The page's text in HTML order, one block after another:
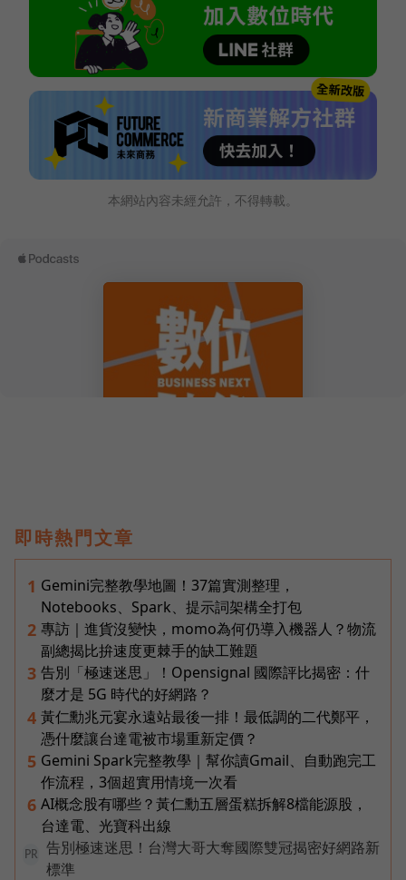
本網站內容未經允許，不得轉載。
即時熱門文章
1 Gemini完整教學地圖！37篇實測整理，
Notebooks、Spark、提示詞架構全打包
2 專訪｜進貨沒變快，momo為何仍導入機器人？物流
副總揭比拚速度更棘手的缺工難題
3 告別「極速迷思」！Opensignal 國際評比揭密：什
麼才是 5G 時代的好網路？
4 黃仁勳兆元宴永遠站最後一排！最低調的二代鄭平，
憑什麼讓台達電被市場重新定價？
5 Gemini Spark完整教學｜幫你讀Gmail、自動跑完工
作流程，3個超實用情境一次看
6 AI概念股有哪些？黃仁勳五層蛋糕拆解8檔能源股，
台達電、光寶科出線
PR
告別極速迷思！台灣大哥大奪國際雙冠揭密好網路新
標準